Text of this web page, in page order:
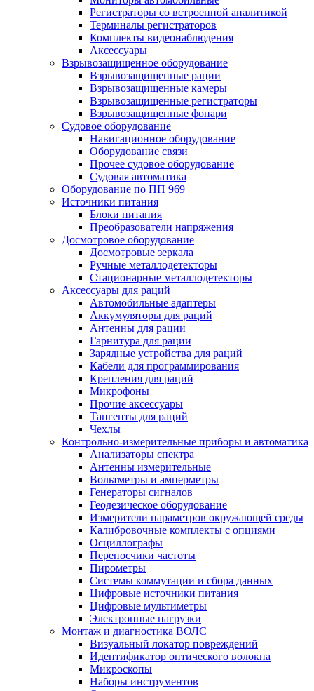
Регистраторы со встроенной аналитикой
Терминалы регистраторов
Комплекты видеонаблюдения
Аксессуары
Взрывозащищенное оборудование
Взрывозащищенные рации
Взрывозащищенные камеры
Взрывозащищенные регистраторы
Взрывозащищенные фонари
Судовое оборудование
Навигационное оборудование
Оборудование связи
Прочее судовое оборудование
Судовая автоматика
Оборудование по ПП 969
Источники питания
Блоки питания
Преобразователи напряжения
Досмотровое оборудование
Досмотровые зеркала
Ручные металлодетекторы
Стационарные металлодетекторы
Аксессуары для раций
Автомобильные адаптеры
Аккумуляторы для раций
Антенны для рации
Гарнитура для рации
Зарядные устройства для раций
Кабели для программирования
Крепления для раций
Микрофоны
Прочие аксессуары
Тангенты для раций
Чехлы
Контрольно-измерительные приборы и автоматика
Анализаторы спектра
Антенны измерительные
Вольтметры и амперметры
Генераторы сигналов
Геодезическое оборудование
Измерители параметров окружающей среды
Калибровочные комплекты с опциями
Осциллографы
Переносчики частоты
Пирометры
Системы коммутации и сбора данных
Цифровые источники питания
Цифровые мультиметры
Электронные нагрузки
Монтаж и диагностика ВОЛС
Визуальный локатор повреждений
Идентификатор оптического волокна
Микроскопы
Наборы инструментов